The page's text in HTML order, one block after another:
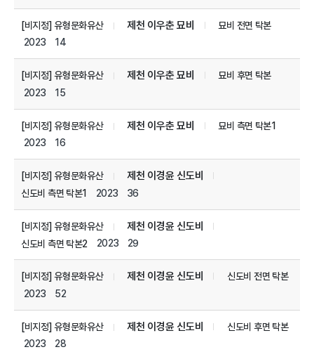
[비지정] 유형문화유산 제천 이우춘 묘비
묘비 전면 탁본
2023
14
[비지정] 유형문화유산 제천 이우춘 묘비
묘비 후면 탁본
2023
15
[비지정] 유형문화유산 제천 이우춘 묘비
묘비 측면 탁본1
2023
16
[비지정] 유형문화유산 제천 이경윤 신도비
신도비 측면 탁본1 2023 36
[비지정] 유형문화유산 제천 이경윤 신도비
신도비 측면 탁본2 2023 29
[비지정] 유형문화유산 제천 이경윤 신도비
신도비 전면 탁본
2023
52
[비지정] 유형문화유산 제천 이경윤 신도비
신도비 후면 탁본
2023
28